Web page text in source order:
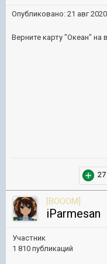
Опубликовано: 21 авг
Верните карту "Океан"
27
[BOOOM]
iParmesan
Участник
1 810 публикаций